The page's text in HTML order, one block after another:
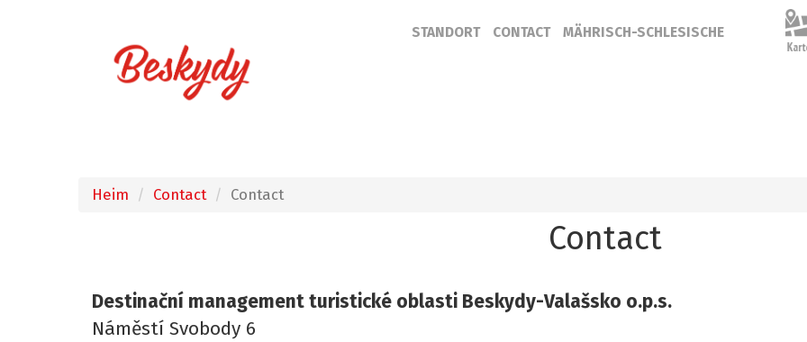
STANDORT CONTACT MÄHRISCH-SCHLESISCHE
Heim Contact Contact
Contact
Destinační management turistické oblasti Beskydy-Valašsko o.p.s.
Náměstí Svobody 6